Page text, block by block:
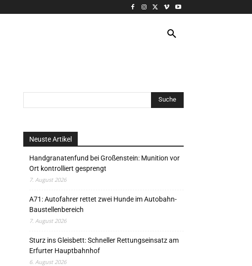
Neuste Artikel
Handgranatenfund bei Großenstein: Munition vor
Ort kontrolliert gesprengt
7. August 2026
A71: Autofahrer rettet zwei Hunde im Autobahn-
Baustellenbereich
7. August 2026
Sturz ins Gleisbett: Schneller Rettungseinsatz am
Erfurter Hauptbahnhof
6. August 2026